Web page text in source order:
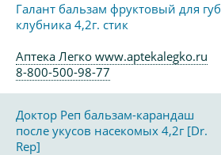
Галант бальзам фруктовый для губ
клубника 4,2г. стик
Аптека Легко www.aptekalegko.ru
8-800-500-98-77
Доктор Реп бальзам-карандаш
после укусов насекомых 4,2г [Dr.
Rep]